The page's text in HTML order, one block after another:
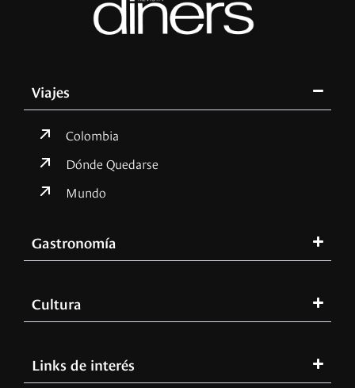
Viajes
Colombia
Dónde Quedarse
Mundo
Gastronomía
Cultura
Links de interés